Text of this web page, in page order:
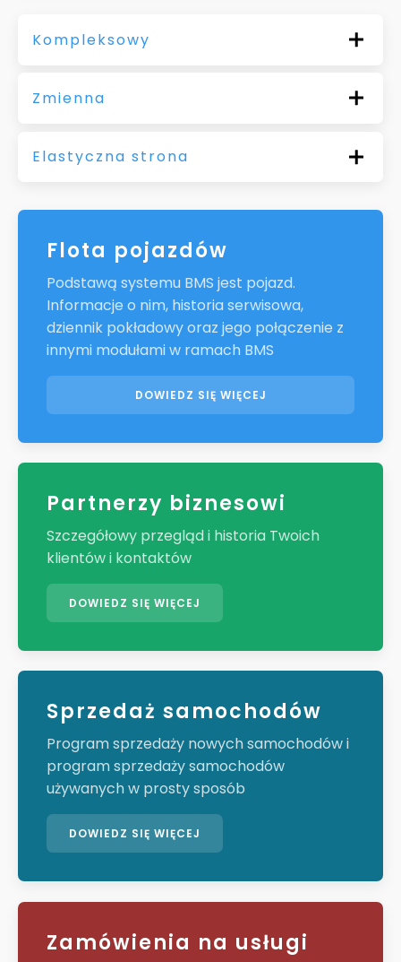
Kompleksowy
Zmienna
Elastyczna strona
Flota pojazdów
Podstawą systemu BMS jest pojazd.
Informacje o nim, historia serwisowa,
dziennik pokładowy oraz jego połączenie z
innymi modułami w ramach BMS
DOWIEDZ SIĘ WIĘCEJ
Partnerzy biznesowi
Szczegółowy przegląd i historia Twoich
klientów i kontaktów
DOWIEDZ SIĘ WIĘCEJ
Sprzedaż samochodów
Program sprzedaży nowych samochodów i
program sprzedaży samochodów
używanych w prosty sposób
DOWIEDZ SIĘ WIĘCEJ
Zamówienia na usługi